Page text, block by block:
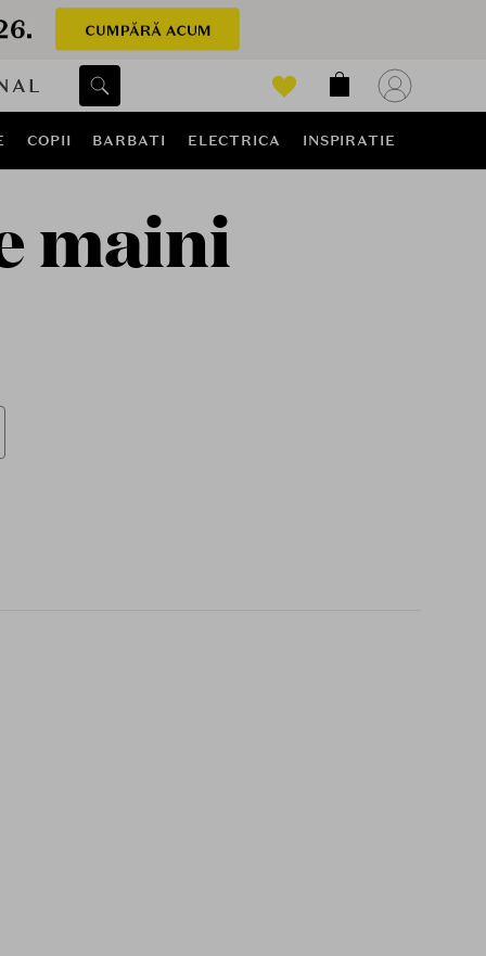
COPII BARBATI ELECTRICA INSPIRATIE
maini